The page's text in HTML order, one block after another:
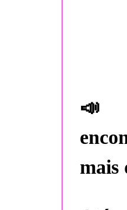
📣
mais